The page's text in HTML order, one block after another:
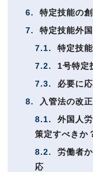
6.
特定技能の
7.
特定技能外
7.1.
特定技
7.2.
1号特定
7.3.
必要に
8.
入管法の改
8.1.
外国人
策定すべきか
8.2.
労働者
応